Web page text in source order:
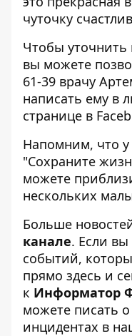
чуточку
Чтобы
вы можете
61-39 врачу
написать ему в
странице в
Напомним, что у
"Сохраните
можете
нескольких
Больше
канале. Если вы
событий,
прямо здесь и
к Информатор
можете писать
инцидентах в